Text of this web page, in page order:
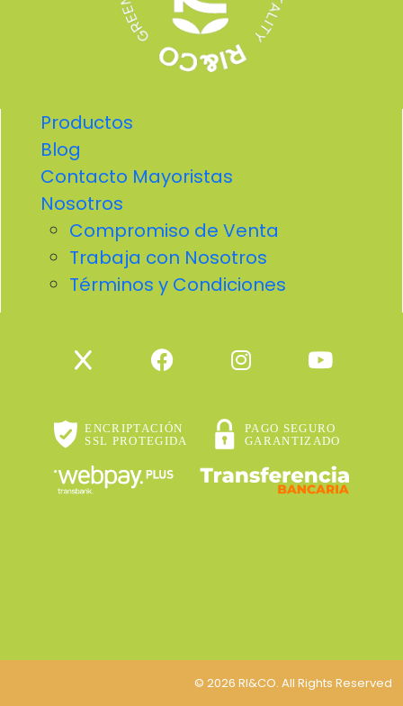
Productos
Blog
Contacto Mayoristas
Nosotros
Compromiso de Venta
Trabaja con Nosotros
Términos y Condiciones
© 2026 RI&CO. All Rights Reserved